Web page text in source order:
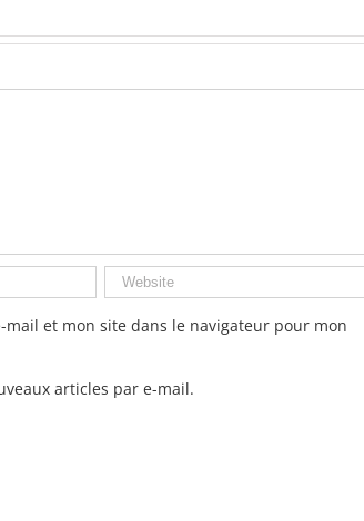
et mon site dans le navigateur pour mon
articles par e-mail.